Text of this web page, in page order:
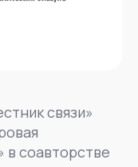
связи»
в соавторстве